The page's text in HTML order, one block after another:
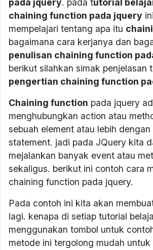
pada jquery. pada tutorial
chaining function pada jquery
mempelajari tentang apa itu
bagaimana cara kerjanya dan
penulisan chaining function
berikut silahkan simak penjelasan
pengertian chaining function
Chaining function pada jquery
menghubungkan action atau
sebuah element atau lebih dengan
statement. jadi pada JQuery kita
mejalankan banyak event atau
sekaligus. berikut ini contoh cara
chaining function pada jquery.
Pada contoh ini kita akan
lagi. kenapa di setiap tutorial
menggunakan tombol untuk
metode ini tergolong mudah untuk